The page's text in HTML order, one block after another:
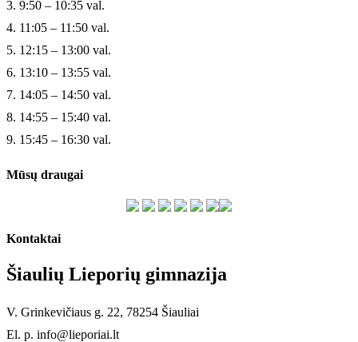
3. 9:50 – 10:35 val.
4. 11:05 – 11:50 val.
5. 12:15 – 13:00 val.
6. 13:10 – 13:55 val.
7. 14:05 – 14:50 val.
8. 14:55 – 15:40 val.
9. 15:45 – 16:30 val.
Mūsų draugai
Kontaktai
Šiaulių Lieporių gimnazija
V. Grinkevičiaus g. 22, 78254 Šiauliai
El. p. info@lieporiai.lt